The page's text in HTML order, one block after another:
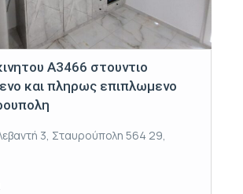
Α3466 στουντιο
και πληρως επιπλωμενο
3, Σταυρούπολη 564 29,